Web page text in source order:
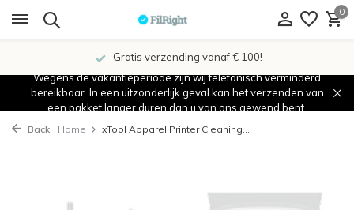
0
Gratis verzending vanaf € 100!
Wegens de vakantieperiode zijn wij telefonisch verminderd
bereikbaar. In een uitzonderlijk geval kan het verzenden van
een pakket langer duren dan u van ons gewend bent.
Back Home xTool Apparel Printer Cleaning...